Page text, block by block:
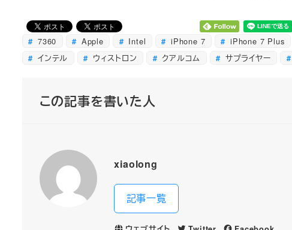
7360 Apple Intel iPhone 7 iPhone 7 Plus
インテル
ウィストロン クアルコム サプライヤー
この記事を書いた人
xiaolong
記事一覧